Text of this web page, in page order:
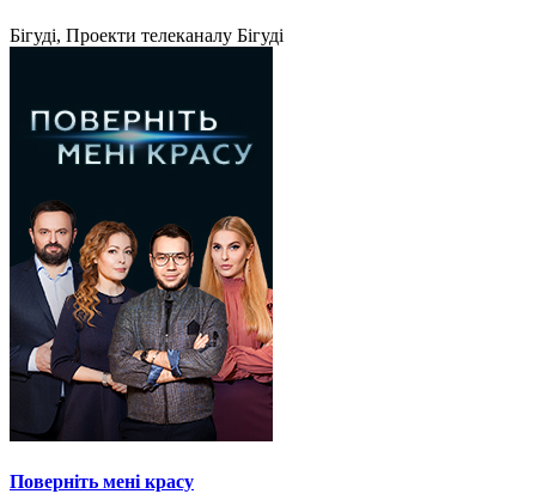
Бігуді, Проекти телеканалу Бігуді
Поверніть мені красу